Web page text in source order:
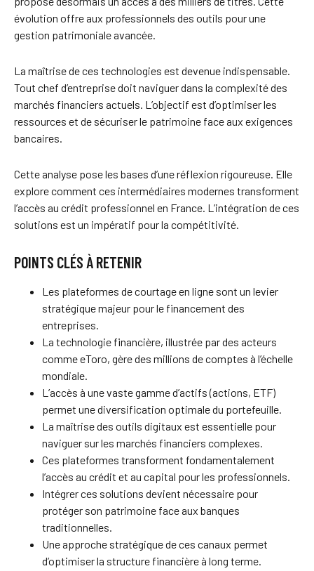
évolution offre aux professionnels des outils pour une
gestion patrimoniale avancée.
La maîtrise de ces technologies est devenue indispensable.
Tout chef d’entreprise doit naviguer dans la complexité des
marchés financiers actuels. L’objectif est d’optimiser les
ressources et de sécuriser le patrimoine face aux exigences
bancaires.
Cette analyse pose les bases d’une réflexion rigoureuse. Elle
explore comment ces intermédiaires modernes transforment
l’accès au crédit professionnel en France. L’intégration de ces
solutions est un impératif pour la compétitivité.
POINTS CLÉS À RETENIR
Les plateformes de courtage en ligne sont un levier
stratégique majeur pour le financement des
entreprises.
La technologie financière, illustrée par des acteurs
comme eToro, gère des millions de comptes à l’échelle
mondiale.
L’accès à une vaste gamme d’actifs (actions, ETF)
permet une diversification optimale du portefeuille.
La maîtrise des outils digitaux est essentielle pour
naviguer sur les marchés financiers complexes.
Ces plateformes transforment fondamentalement
l’accès au crédit et au capital pour les professionnels.
Intégrer ces solutions devient nécessaire pour
protéger son patrimoine face aux banques
traditionnelles.
Une approche stratégique de ces canaux permet
d’optimiser la structure financière à long terme.